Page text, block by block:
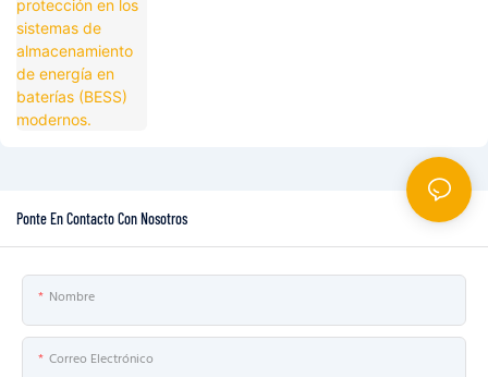
Ponte En Contacto Con Nosotros
Nombre
Correo Electrónico